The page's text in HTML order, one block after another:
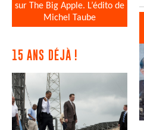
sur The Big Apple. L’édito de
Michel Taube
15 ANS DÉJÀ !